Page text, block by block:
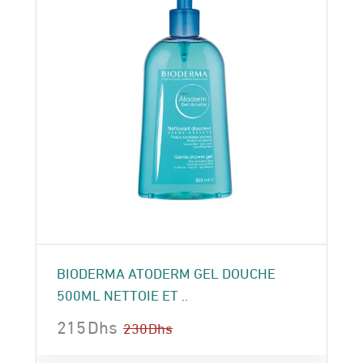
BIODERMA ATODERM GEL DOUCHE
500ML NETTOIE ET ..
230Dhs
215Dhs